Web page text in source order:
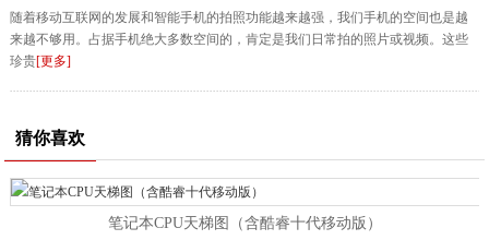
随着移动互联网的发展和智能手机的拍照功能越来越强，我们手机的空间也是越
来越不够用。占据手机绝大多数空间的，肯定是我们日常拍的照片或视频。这些
珍贵[更多]
猜你喜欢
笔记本CPU天梯图（含酷睿十代移动版）